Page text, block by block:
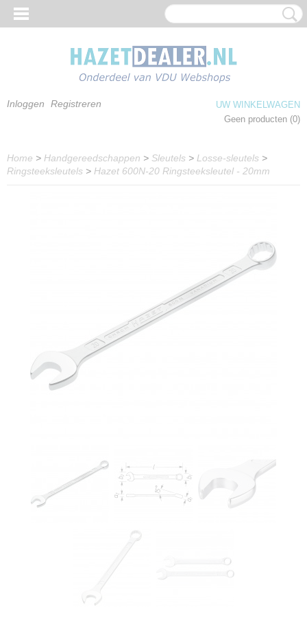
Inloggen Registreren
UW WINKELWAGEN
Geen producten (0)
Home > Handgereedschappen > Sleutels > Losse-sleutels >
Ringsteeksleutels > Hazet 600N-20 Ringsteeksleutel - 20mm